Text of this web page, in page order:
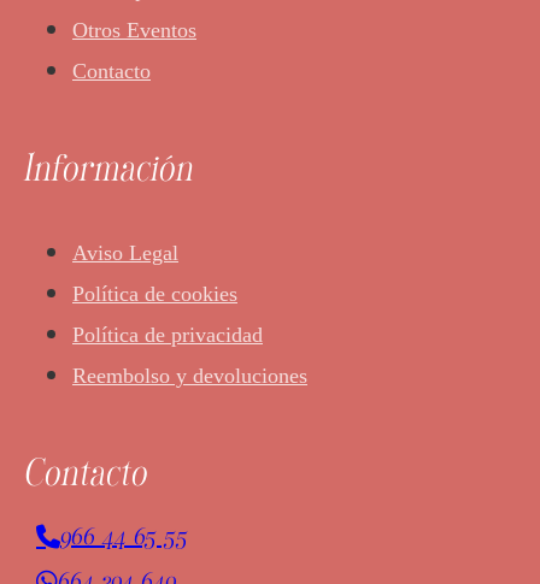
Otros Eventos
Contacto
Información
Aviso Legal
Política de cookies
Política de privacidad
Reembolso y devoluciones
Contacto
966 44 65 55